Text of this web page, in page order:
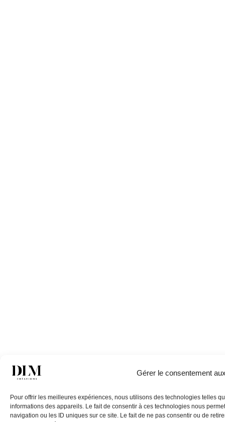
Gérer le consentement
Pour offrir les meilleures expériences, nous utilisons des technologies telles
informations des appareils. Le fait de consentir à ces technologies nous
navigation ou les ID uniques sur ce site. Le fait de ne pas consentir ou de